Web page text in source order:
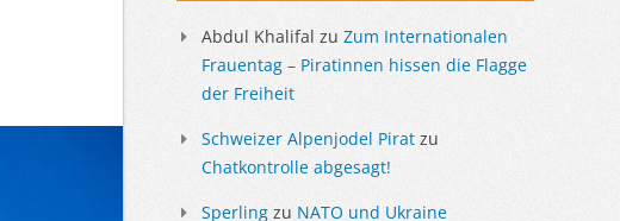
Abdul Khalifal zu Zum Internationalen
Frauentag – Piratinnen hissen die Flagge
der Freiheit
Schweizer Alpenjodel Pirat zu
Chatkontrolle abgesagt!
Sperling zu NATO und Ukraine